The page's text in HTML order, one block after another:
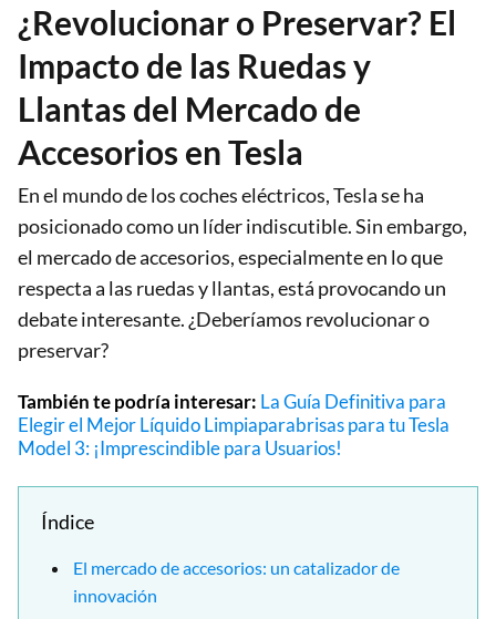
¿Revolucionar o Preservar? El
Impacto de las Ruedas y
Llantas del Mercado de
Accesorios en Tesla
En el mundo de los coches eléctricos, Tesla se ha
posicionado como un líder indiscutible. Sin embargo,
el mercado de accesorios, especialmente en lo que
respecta a las ruedas y llantas, está provocando un
debate interesante. ¿Deberíamos revolucionar o
preservar?
También te podría interesar: La Guía Definitiva para
Elegir el Mejor Líquido Limpiaparabrisas para tu Tesla
Model 3: ¡Imprescindible para Usuarios!
Índice
El mercado de accesorios: un catalizador de
innovación